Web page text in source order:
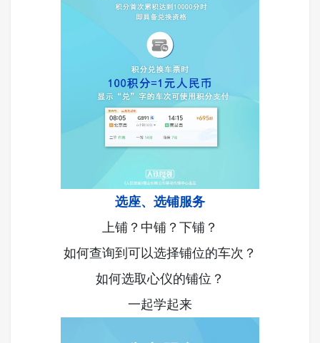
选座、选铺服务
上铺？中铺？下铺？
如何查询到可以选择铺位的车次？
如何选取心仪的铺位？
一起学起来